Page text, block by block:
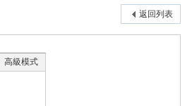
返回列表
高級模式